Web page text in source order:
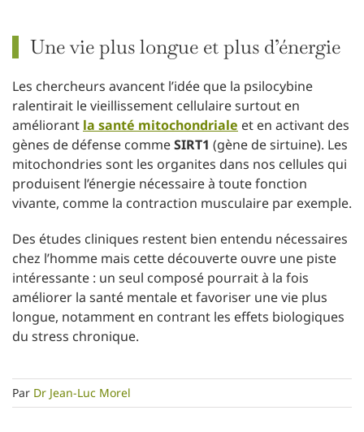
Une vie plus longue et plus d’énergie
Les chercheurs avancent l’idée que la psilocybine
ralentirait le vieillissement cellulaire surtout en
améliorant la santé mitochondriale et en activant des
gènes de défense commeSIRT1 (gène de sirtuine). Les
mitochondries sont les organites dans nos cellules qui
produisent l’énergie nécessaire à toute fonction
vivante, comme la contraction musculaire par exemple.
Des études cliniques restent bien entendu nécessaires
chez l’homme mais cette découverte ouvre une piste
intéressante : un seul composé pourrait à la fois
améliorer la santé mentale et favoriser une vie plus
longue, notamment en contrant les effets biologiques
du stress chronique.
Par Dr Jean-Luc Morel